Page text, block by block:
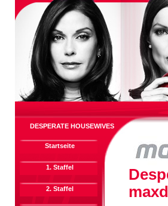
DESPERATE HOUSEWIVES
Startseite
1. Staffel
2. Staffel